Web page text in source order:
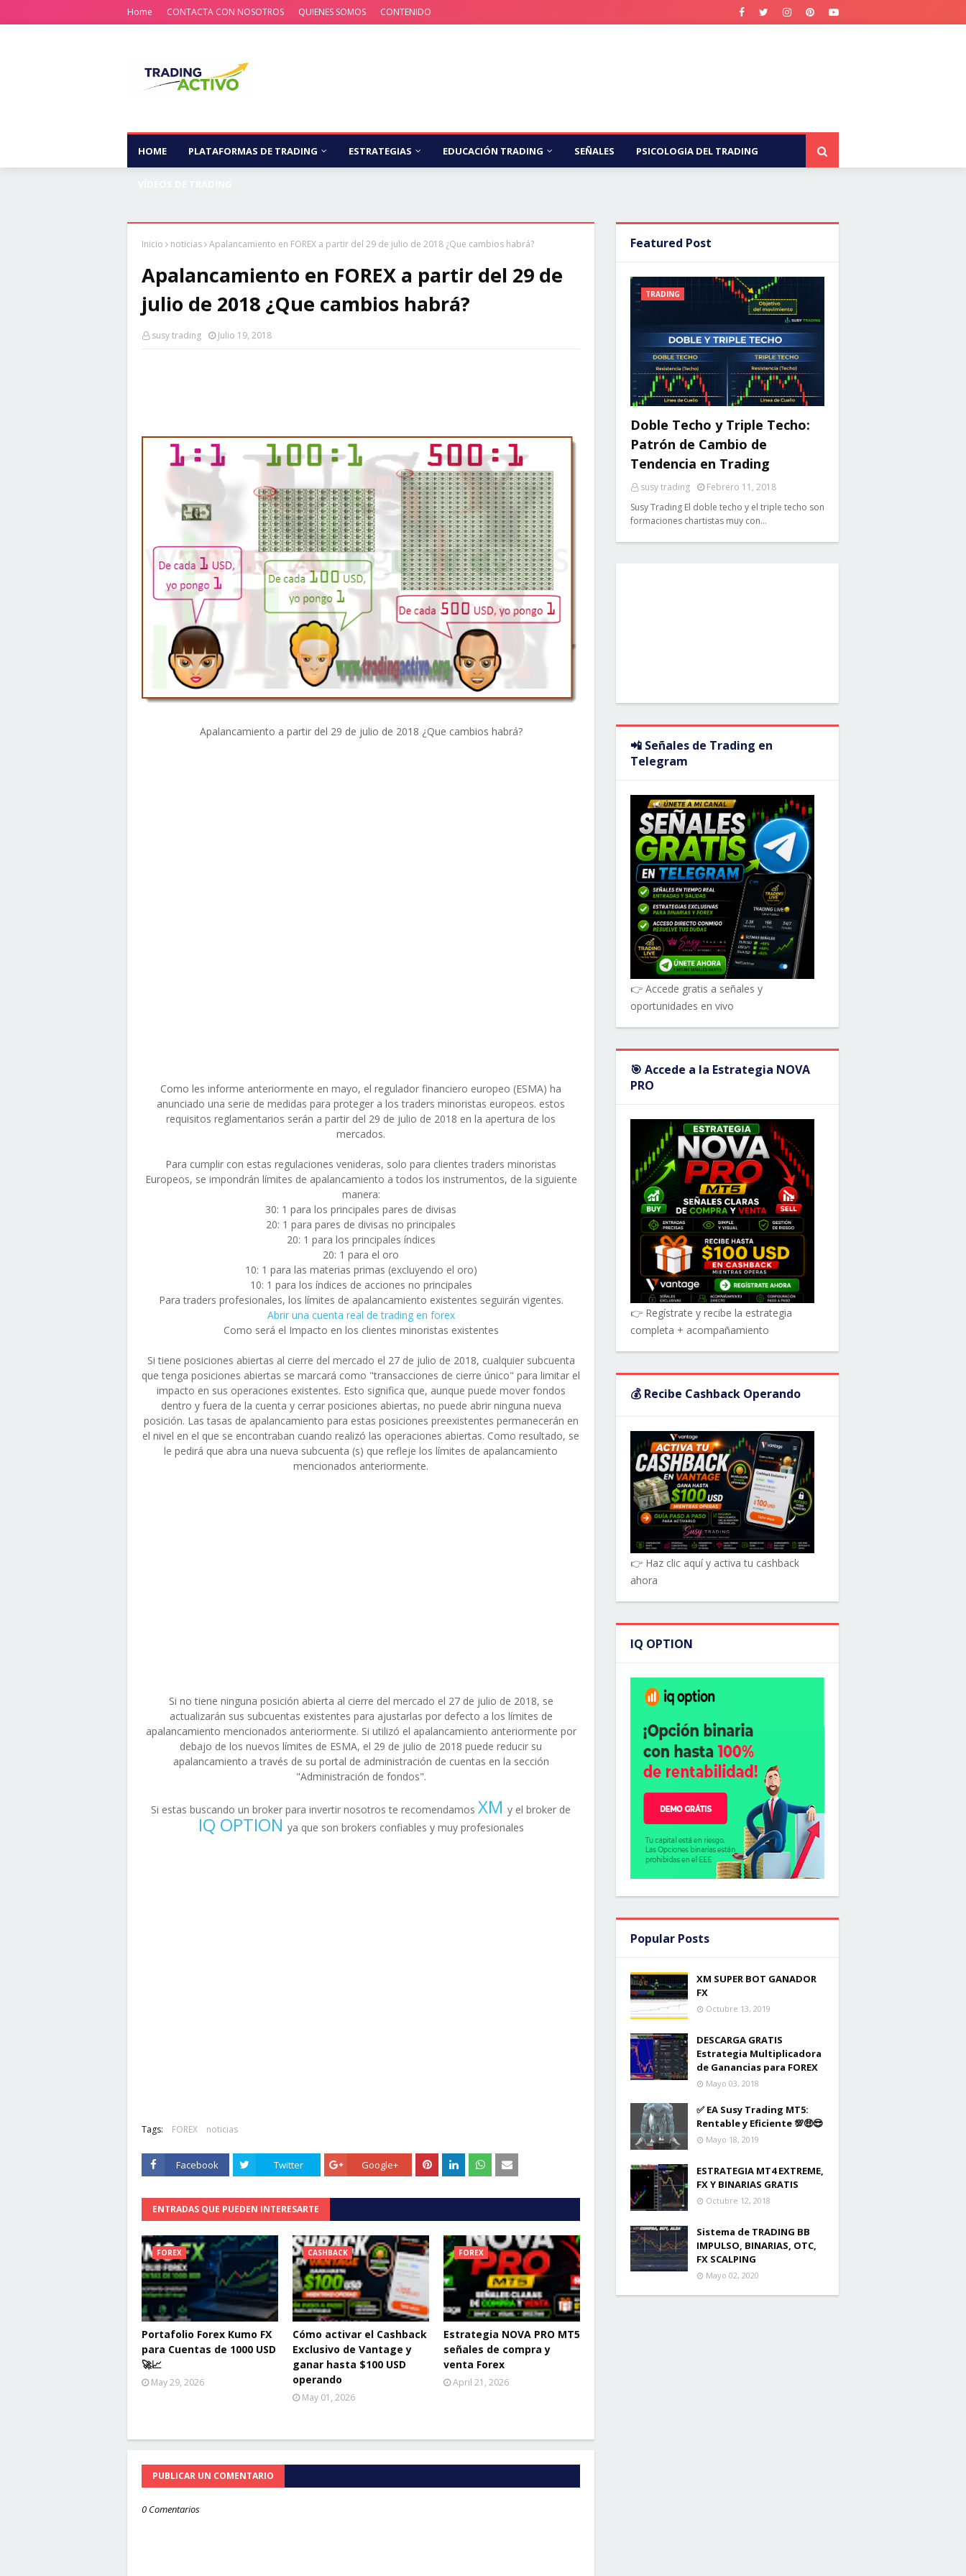
Home CONTACTA CON NOSOTROS QUIENES SOMOS CONTENIDO
HOME PLATAFORMAS DE TRADING ESTRATEGIAS EDUCACIÓN TRADING SEÑALES PSICOLOGIA DEL TRADING
Inicio noticias Apalancamiento en FOREX a partir del 29 de julio de 2018 ¿Que cambios habrá?
Apalancamiento en FOREX a partir del 29 de
julio de 2018 ¿Que cambios habrá?
susy trading Julio 19, 2018
Apalancamiento a partir del 29 de julio de 2018 ¿Que cambios habrá?
Como les informe anteriormente en mayo, el regulador financiero europeo (ESMA) ha
anunciado una serie de medidas para proteger a los traders minoristas europeos. estos
requisitos reglamentarios serán a partir del 29 de julio de 2018 en la apertura de los
mercados.
Para cumplir con estas regulaciones venideras, solo para clientes traders minoristas
Europeos, se impondrán límites de apalancamiento a todos los instrumentos, de la siguiente
manera:
30: 1 para los principales pares de divisas
20: 1 para pares de divisas no principales
20: 1 para los principales índices
20: 1 para el oro
10: 1 para las materias primas (excluyendo el oro)
10: 1 para los índices de acciones no principales
Para traders profesionales, los límites de apalancamiento existentes seguirán vigentes.
Abrir una cuenta real de trading en forex
Como será el Impacto en los clientes minoristas existentes
Si tiene posiciones abiertas al cierre del mercado el 27 de julio de 2018, cualquier subcuenta
que tenga posiciones abiertas se marcará como "transacciones de cierre único" para limitar el
impacto en sus operaciones existentes. Esto significa que, aunque puede mover fondos
dentro y fuera de la cuenta y cerrar posiciones abiertas, no puede abrir ninguna nueva
posición. Las tasas de apalancamiento para estas posiciones preexistentes permanecerán en
el nivel en el que se encontraban cuando realizó las operaciones abiertas. Como resultado, se
le pedirá que abra una nueva subcuenta (s) que refleje los límites de apalancamiento
mencionados anteriormente.
Si no tiene ninguna posición abierta al cierre del mercado el 27 de julio de 2018, se
actualizarán sus subcuentas existentes para ajustarlas por defecto a los límites de
apalancamiento mencionados anteriormente. Si utilizó el apalancamiento anteriormente por
debajo de los nuevos límites de ESMA, el 29 de julio de 2018 puede reducir su
apalancamiento a través de su portal de administración de cuentas en la sección
"Administración de fondos".
Si estas buscando un broker para invertir nosotros te recomendamos XM y el broker de
IQ OPTION ya que son brokers confiables y muy profesionales
Tags: FOREX noticias
Facebook Twitter Google+
ENTRADAS QUE PUEDEN INTERESARTE
FOREX
Portafolio Forex Kumo FX
para Cuentas de 1000 USD
🚀📈
May 29, 2026
CASHBACK
Cómo activar el Cashback
Exclusivo de Vantage y
ganar hasta $100 USD
operando
May 01, 2026
FOREX
Estrategia NOVA PRO MT5
señales de compra y
venta Forex
April 21, 2026
PUBLICAR UN COMENTARIO
0 Comentarios
Featured Post
TRADING
Doble Techo y Triple Techo:
Patrón de Cambio de
Tendencia en Trading
susy trading
Febrero 11, 2018
Susy Trading El doble techo y el triple techo son
formaciones chartistas muy con…
📲 Señales de Trading en
Telegram
👉 Accede gratis a señales y
oportunidades en vivo
🎯 Accede a la Estrategia NOVA
PRO
👉 Regístrate y recibe la estrategia
completa + acompañamiento
💰 Recibe Cashback Operando
👉 Haz clic aquí y activa tu cashback
ahora
IQ OPTION
Popular Posts
XM SUPER BOT GANADOR
FX
Octubre 13, 2019
DESCARGA GRATIS
Estrategia Multiplicadora
de Ganancias para FOREX
Mayo 03, 2018
✅ EA Susy Trading MT5:
Rentable y Eficiente 💯🤑😎
Mayo 18, 2019
ESTRATEGIA MT4 EXTREME,
FX Y BINARIAS GRATIS
Octubre 12, 2018
Sistema de TRADING BB
IMPULSO, BINARIAS, OTC,
FX SCALPING
Mayo 02, 2020